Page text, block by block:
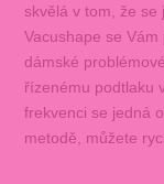
skvělá v tom, že se
Vacushape se
dámské
řízenému podtlaku
frekvenci se jedná
metodě, můžete